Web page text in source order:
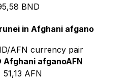
BND
in Afghani afgano
AFN currency pair
Afghani afganoAFN
51,13 AFN